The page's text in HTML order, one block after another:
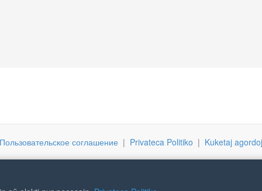
Пользовательское соглашение | Privateca Politiko | Kuketaj agordoj